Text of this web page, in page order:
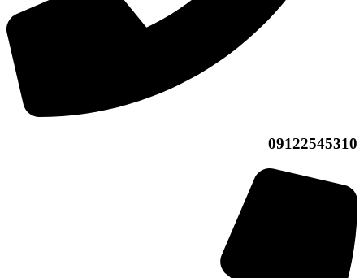
09122545310